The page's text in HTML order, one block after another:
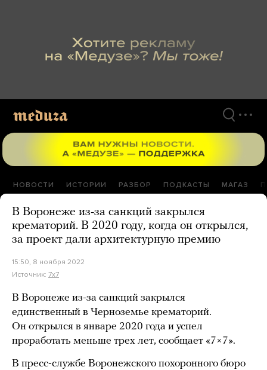
НОВОСТИ ИСТОРИИ РАЗБОР ПОДКАСТЫ МАГАЗ
В Воронеже из-за санкций закрылся
крематорий. В 2020 году, когда он открылся,
за проект дали архитектурную премию
15:50, 8 ноября 2022
Источник: 7х7
В Воронеже из-за санкций закрылся
единственный в Черноземье крематорий.
Он открылся в январе 2020 года и успел
проработать меньше трех лет, сообщает «7×7».
В пресс-службе Воронежского похоронного бюро